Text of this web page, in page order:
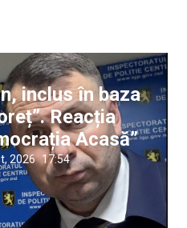
inclus în baza
Reacția
Acasă”
2026 17:54